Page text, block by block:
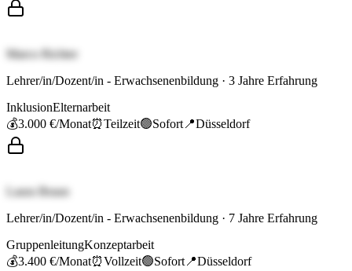
Marco Richter
Lehrer/in/Dozent/in - Erwachsenenbildung · 3 Jahre Erfahrung
InklusionElternarbeit
💰3.000 €/Monat⏰Teilzeit🟢Sofort 📍Düsseldorf
Laura Braun
Lehrer/in/Dozent/in - Erwachsenenbildung · 7 Jahre Erfahrung
GruppenleitungKonzeptarbeit
💰3.400 €/Monat⏰Vollzeit🟢Sofort 📍Düsseldorf